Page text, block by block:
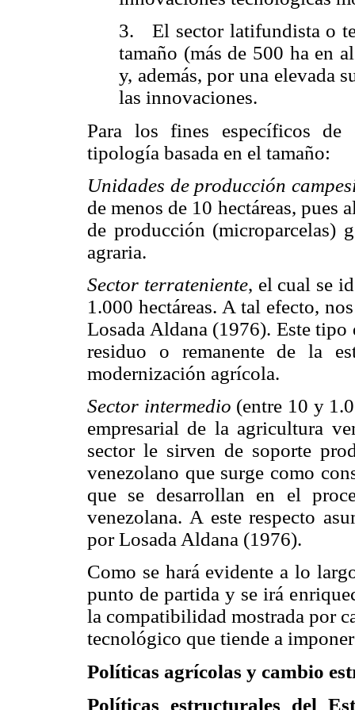
3.
El sector latifundista o
tamaño (más de 500 ha en
y, además, por una elevada
las innovaciones.
Para los fines específicos de
tipología basada en el tamaño:
Unidades de producción
de menos de 10 hectáreas, pues
de producción (microparcelas)
agraria.
Sector terrateniente, el cual se
1.000 hectáreas. A tal efecto,
Losada Aldana (1976). Este
residuo o remanente de la
modernización agrícola.
Sector intermedio (entre 10 y
empresarial de la agricultura
sector le sirven de soporte
venezolano que surge como
que se desarrollan en el
venezolana. A este respecto
por Losada Aldana (1976).
Como se hará evidente a lo
punto de partida y se irá
la compatibilidad mostrada por
tecnológico que tiende a
Políticas agrícolas y cambio
Políticas estructurales del